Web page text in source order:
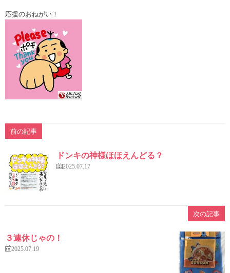
応援のおねがい！
前の記事
ドンキの神様ほほえんどる？
2025.07.17
次の記事
３連休じゃの！
2025.07.19